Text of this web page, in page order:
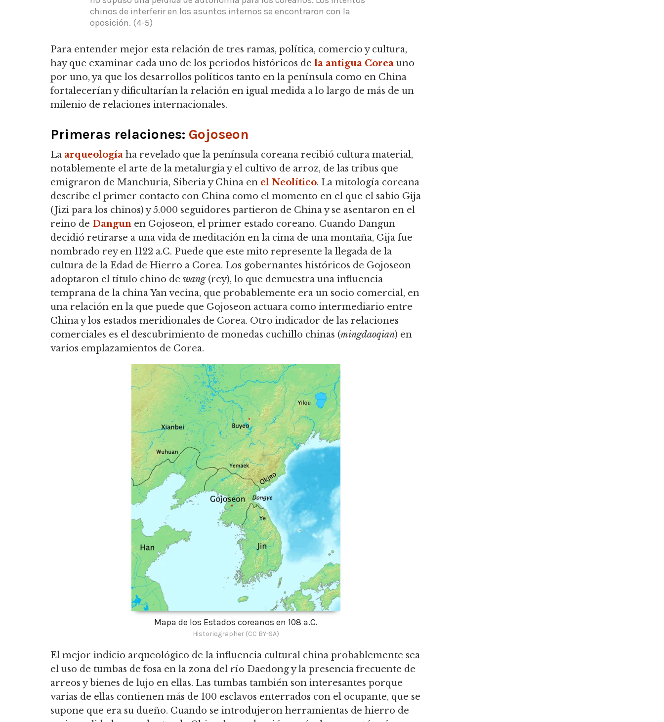
chinos de interferir en los asuntos internos se encontraron con la
oposición. (4-5)
Para entender mejor esta relación de tres ramas, política, comercio y cultura,
hay que examinar cada uno de los periodos históricos de la antigua Corea uno
por uno, ya que los desarrollos políticos tanto en la península como en China
fortalecerían y dificultarían la relación en igual medida a lo largo de más de un
milenio de relaciones internacionales.
Primeras relaciones: Gojoseon
La arqueología ha revelado que la península coreana recibió cultura material,
notablemente el arte de la metalurgia y el cultivo de arroz, de las tribus que
emigraron de Manchuria, Siberia y China en el Neolítico. La mitología coreana
describe el primer contacto con China como el momento en el que el sabio Gija
(Jizi para los chinos) y 5.000 seguidores partieron de China y se asentaron en el
reino de Dangun en Gojoseon, el primer estado coreano. Cuando Dangun
decidió retirarse a una vida de meditación en la cima de una montaña, Gija fue
nombrado rey en 1122 a.C. Puede que este mito represente la llegada de la
cultura de la Edad de Hierro a Corea. Los gobernantes históricos de Gojoseon
adoptaron el título chino de wang (rey), lo que demuestra una influencia
temprana de la china Yan vecina, que probablemente era un socio comercial, en
una relación en la que puede que Gojoseon actuara como intermediario entre
China y los estados meridionales de Corea. Otro indicador de las relaciones
comerciales es el descubrimiento de monedas cuchillo chinas (mingdaoqian) en
varios emplazamientos de Corea.
Mapa de los Estados coreanos en 108 a.C.
Historiographer (CC BY-SA)
El mejor indicio arqueológico de la influencia cultural china probablemente sea
el uso de tumbas de fosa en la zona del río Daedong y la presencia frecuente de
arreos y bienes de lujo en ellas. Las tumbas también son interesantes porque
varias de ellas contienen más de 100 esclavos enterrados con el ocupante, que se
supone que era su dueño. Cuando se introdujeron herramientas de hierro de